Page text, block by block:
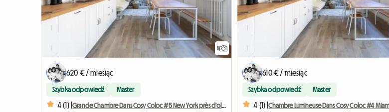
11
620 € / miesiąc
Szybka odpowiedź Master
4 (1) |
Grande Chambre Dans Cosy Coloc #5 New York près d'olry
610 € / miesiąc
Szybka odpowiedź Master
4 (1) |Chambre Lumineuse Dans Cosy Coloc #4